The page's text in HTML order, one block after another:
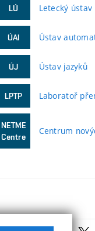
LÚ Letecký ústav
ÚAI Ústav
ÚJ Ústav jazyků
LPTP Laboratoř
NETME
Centre
Centrum